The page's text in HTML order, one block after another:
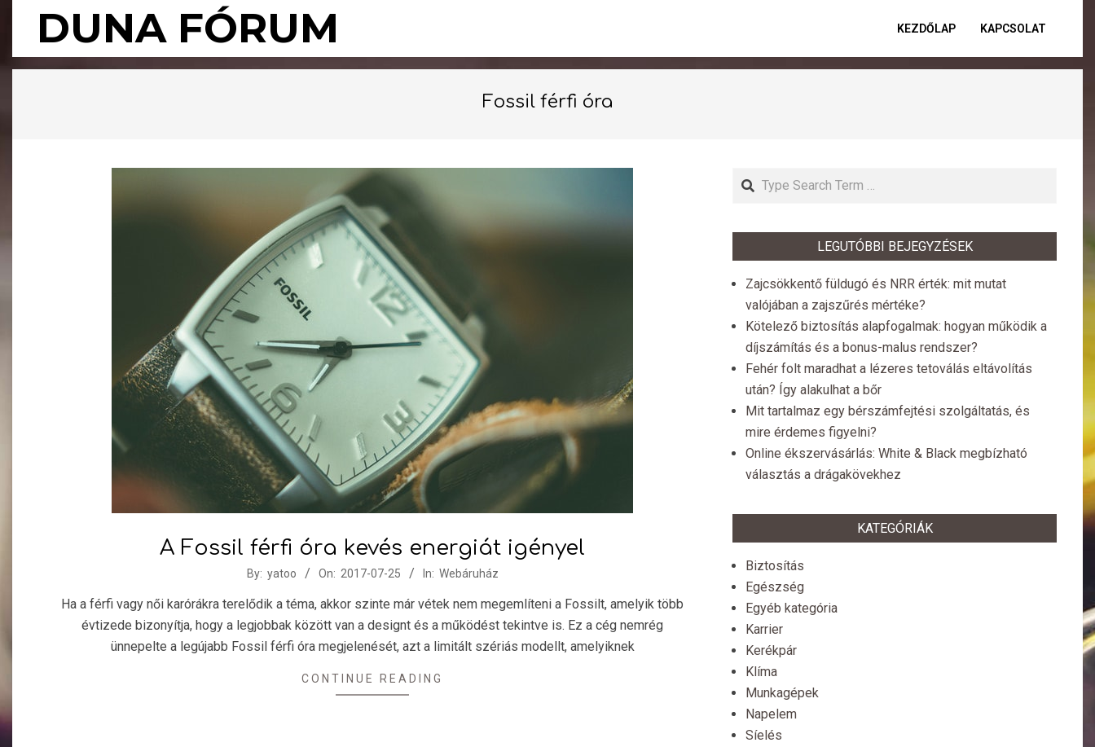
DUNA FÓRUM KEZDŐLAP KAPCSOLAT
Fossil férfi óra
A Fossil férfi óra kevés energiát igényel
25
By: yatoo On: 2017-07-25 In: Webáruház
Ha a férfi vagy női karórákra terelődik a téma, akkor szinte már vétek nem megemlíteni a Fossilt, amelyik több
évtizede bizonyítja, hogy a legjobbak között van a designt és a működést tekintve is. Ez a cég nemrég
ünnepelte a legújabb Fossil férfi óra megjelenését, azt a limitált szériás modellt, amelyiknek
CONTINUE READING
Search
LEGUTÓBBI BEJEGYZÉSEK
Zajcsökkentő füldugó és NRR érték: mit mutat
valójában a zajszűrés mértéke?
Kötelező biztosítás alapfogalmak: hogyan működik a
díjszámítás és a bonus-malus rendszer?
Fehér folt maradhat a lézeres tetoválás eltávolítás
után? Így alakulhat a bőr
Mit tartalmaz egy bérszámfejtési szolgáltatás, és
mire érdemes figyelni?
Online ékszervásárlás: White & Black megbízható
választás a drágakövekhez
KATEGÓRIÁK
Biztosítás
Egészség
Egyéb kategória
Karrier
Kerékpár
Klíma
Munkagépek
Napelem
Síelés